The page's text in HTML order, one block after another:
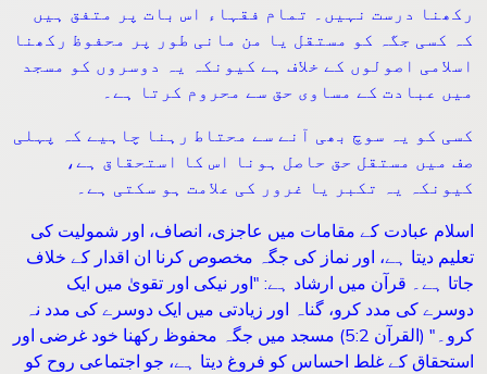
رکھنا درست نہیں۔ تمام فقہاء اس بات پر متفق ہیں
کہ کسی جگہ کو مستقل یا من مانی طور پر محفوظ رکھنا
اسلامی اصولوں کے خلاف ہے کیونکہ یہ دوسروں کو مسجد
میں عبادت کے مساوی حق سے محروم کرتا ہے۔
کسی کو یہ سوچ بھی آنے سے محتاط رہنا چاہیے کہ پہلی
صف میں مستقل حق حاصل ہونا اس کا استحقاق ہے،
کیونکہ یہ تکبر یا غرور کی علامت ہو سکتی ہے۔
اسلام عبادت کے مقامات میں عاجزی، انصاف، اور شمولیت کی
تعلیم دیتا ہے، اور نماز کی جگہ مخصوص کرنا ان اقدار کے خلاف
جاتا ہے۔ قرآن میں ارشاد ہے: "اور نیکی اور تقویٰ میں ایک
دوسرے کی مدد کرو، گناہ اور زیادتی میں ایک دوسرے کی مدد نہ
کرو۔" (القرآن 5:2) مسجد میں جگہ محفوظ رکھنا خود غرضی اور
استحقاق کے غلط احساس کو فروغ دیتا ہے، جو اجتماعی روح کو